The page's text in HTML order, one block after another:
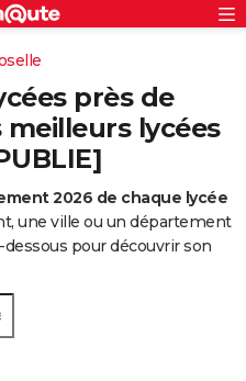
près de
meilleurs lycées
2026 de chaque lycée
une ville ou un département
pour découvrir son